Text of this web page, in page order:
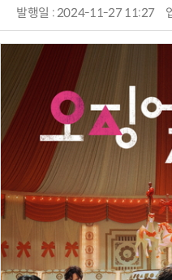
발행일 : 2024-11-27 11:27